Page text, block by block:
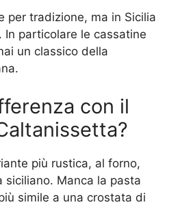
per tradizione, ma in Sicilia
In particolare le cassatine
un classico della
con il
più rustica, al forno,
siciliano. Manca la pasta
simile a una crostata di